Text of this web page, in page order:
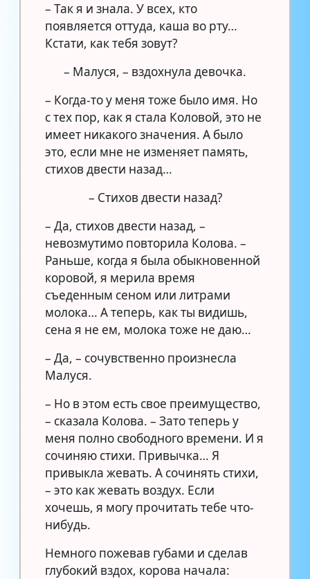
– Так я и знала. У всех, кто
появляется оттуда, каша во рту…
Кстати, как тебя зовут?
– Малуся, – вздохнула девочка.
– Когда-то у меня тоже было имя. Но
с тех пор, как я стала Коловой, это не
имеет никакого значения. А было
это, если мне не изменяет память,
стихов двести назад…
– Стихов двести назад?
– Да, стихов двести назад, –
невозмутимо повторила Колова. –
Раньше, когда я была обыкновенной
коровой, я мерила время
съеденным сеном или литрами
молока… А теперь, как ты видишь,
сена я не ем, молока тоже не даю…
– Да, – сочувственно произнесла
Малуся.
– Но в этом есть свое преимущество,
– сказала Колова. – Зато теперь у
меня полно свободного времени. И я
сочиняю стихи. Привычка… Я
привыкла жевать. А сочинять стихи,
– это как жевать воздух. Если
хочешь, я могу прочитать тебе что-
нибудь.
Немного пожевав губами и сделав
глубокий вздох, корова начала: